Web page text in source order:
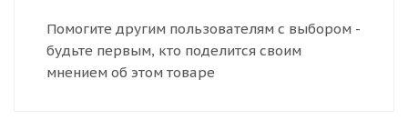
Помогите другим пользователям с выбором -
будьте первым, кто поделится своим
мнением об этом товаре